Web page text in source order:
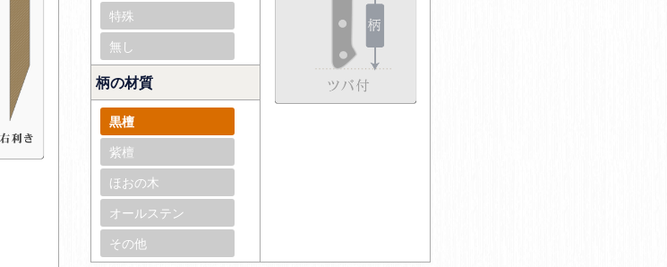
特殊
無し
柄の材質
黒檀
紫檀
ほおの木
オールステン
その他